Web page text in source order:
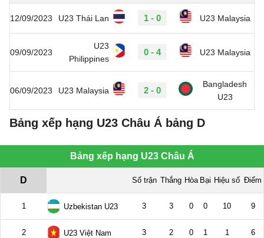
12/09/2023 U23 Thái Lan 1 - 0 U23 Malaysia
09/09/2023
U23
Philippines
0 - 4 U23 Malaysia
06/09/2023 U23 Malaysia 2 - 0
Bangladesh
U23
Bảng xếp hạng U23 Châu Á bảng D